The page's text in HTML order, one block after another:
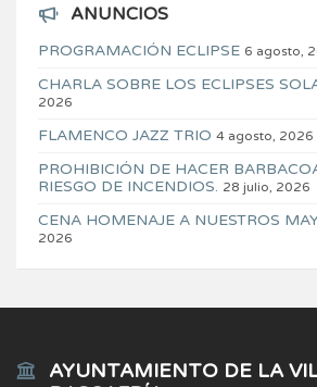
ANUNCIOS
PROGRAMACIÓN ECLIPSE 6 agosto,
CHARLA SOBRE LOS ECLIPSES
2026
FLAMENCO JAZZ TRIO 4 agosto, 2026
PROHIBICIÓN DE HACER
RIESGO DE INCENDIOS. 28 julio, 2026
CENA HOMENAJE A NUESTROS
2026
AYUNTAMIENTO DE LA